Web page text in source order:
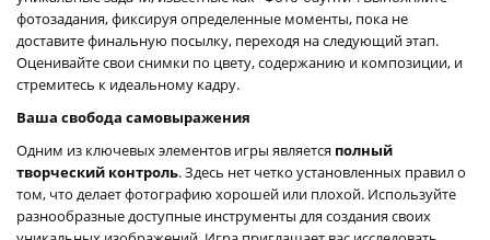
фотозадания, фиксируя определенные моменты, пока не
доставите финальную посылку, переходя на следующий этап.
Оценивайте свои снимки по цвету, содержанию и композиции, и
стремитесь к идеальному кадру.
Ваша свобода самовыражения
Одним из ключевых элементов игры является полный
творческий контроль. Здесь нет четко установленных правил о
том, что делает фотографию хорошей или плохой. Используйте
разнообразные доступные инструменты для создания своих